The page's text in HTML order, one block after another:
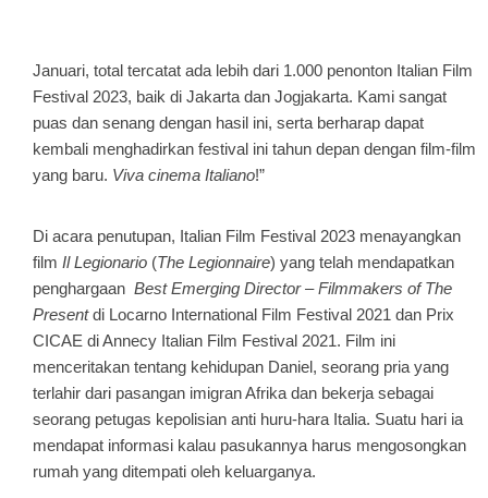
Januari, total tercatat ada lebih dari 1.000 penonton Italian Film
Festival 2023, baik di Jakarta dan Jogjakarta. Kami sangat
puas dan senang dengan hasil ini, serta berharap dapat
kembali menghadirkan festival ini tahun depan dengan film-film
yang baru. Viva cinema Italiano!”
Di acara penutupan, Italian Film Festival 2023 menayangkan
film Il Legionario (The Legionnaire) yang telah mendapatkan
penghargaan Best Emerging Director – Filmmakers of The
Presentdi Locarno International Film Festival 2021 dan Prix
CICAE di Annecy Italian Film Festival 2021. Film ini
menceritakan tentang kehidupan Daniel, seorang pria yang
terlahir dari pasangan imigran Afrika dan bekerja sebagai
seorang petugas kepolisian anti huru-hara Italia. Suatu hari ia
mendapat informasi kalau pasukannya harus mengosongkan
rumah yang ditempati oleh keluarganya.